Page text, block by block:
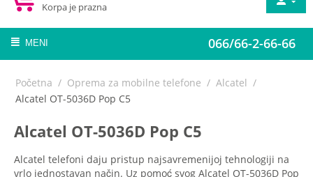
Korpa je prazna
066/66-2-66-66
MENI
Početna / Oprema za mobilne telefone / Alcatel /
Alcatel OT-5036D Pop C5
Alcatel OT-5036D Pop C5
Alcatel telefoni daju pristup najsavremenijoj tehnologiji na
vrlo jednostavan način. Uz pomoć svog Alcatel OT-5036D Pop